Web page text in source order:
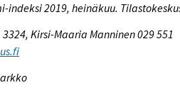
indeksi 2019, heinäkuu.
Kirsi-Maaria Manninen 029 551